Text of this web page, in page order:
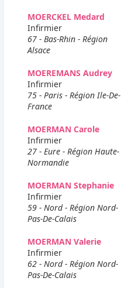
MOERCKEL Medard
Infirmier
67 - Bas-Rhin - Région
Alsace
MOEREMANS Audrey
Infirmier
75 - Paris - Région Ile-De-
France
MOERMAN Carole
Infirmier
27 - Eure - Région Haute-
Normandie
MOERMAN Stephanie
Infirmier
59 - Nord - Région Nord-
Pas-De-Calais
MOERMAN Valerie
Infirmier
62 - Nord - Région Nord-
Pas-De-Calais